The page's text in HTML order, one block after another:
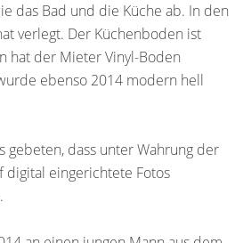
das Bad und die Küche ab. In den
verlegt. Der Küchenboden ist
hat der Mieter Vinyl-Boden
ebenso 2014 modern hell
gebeten, dass unter Wahrung der
digital eingerichtete Fotos